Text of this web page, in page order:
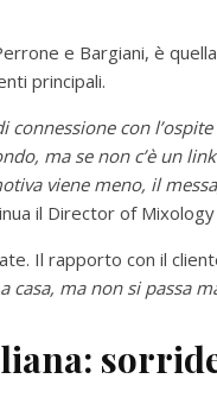
e Bargiani, è
principali.
connessione con
ma se non c’è un
viene meno, il
il Director of
Il rapporto con il
casa, ma non si passa